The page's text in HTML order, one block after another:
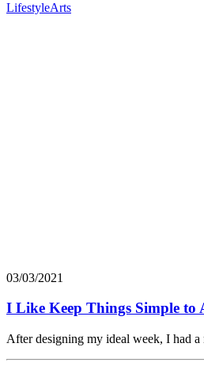
LifestyleArts
03/03/2021
I Like Keep Things Simple to
After designing my ideal week, I had